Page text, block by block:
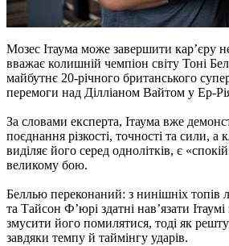
Мозес Ітаума може завершити
вважає колишній чемпіон світу Тоні
майбутнє 20-річного британського
перемоги над Ділліаном Вайтом у Ер-
За словами експерта, Ітаума вже
поєднання різкості, точності та сили,
виділяє його серед однолітків, є
великому бою.
Беллью переконаний: з нинішніх
та Тайсон Ф’юрі здатні нав’язати
змусити його помилятися, тоді як решту
завдяки темпу й таймінгу ударів.